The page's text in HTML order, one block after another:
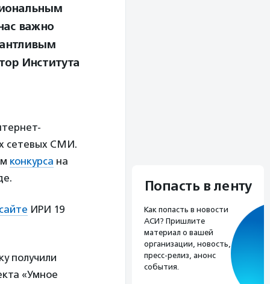
важно
Института
сетевых СМИ.
конкурса на
ИРИ 19
получили
«Умное
Попасть в ленту
Как попасть в новости
АСИ? Пришлите
материал о вашей
организации, новость,
пресс-релиз, анонс
события.